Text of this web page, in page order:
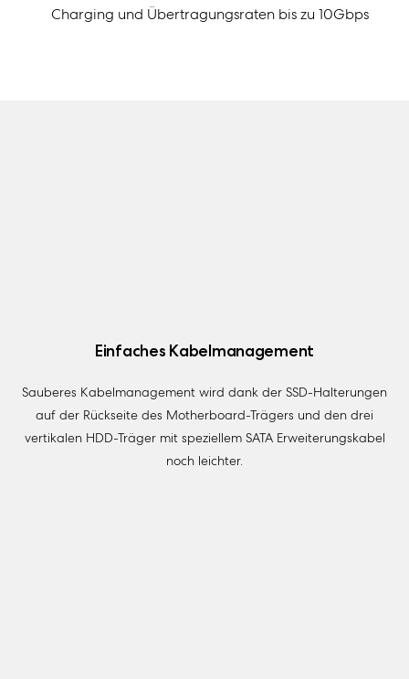
Charging und Übertragungsraten bis zu 10Gbps
Einfaches Kabelmanagement
Sauberes Kabelmanagement wird dank der SSD-Halterungen
auf der Rückseite des Motherboard-Trägers und den drei
vertikalen HDD-Träger mit speziellem SATA Erweiterungskabel
noch leichter.